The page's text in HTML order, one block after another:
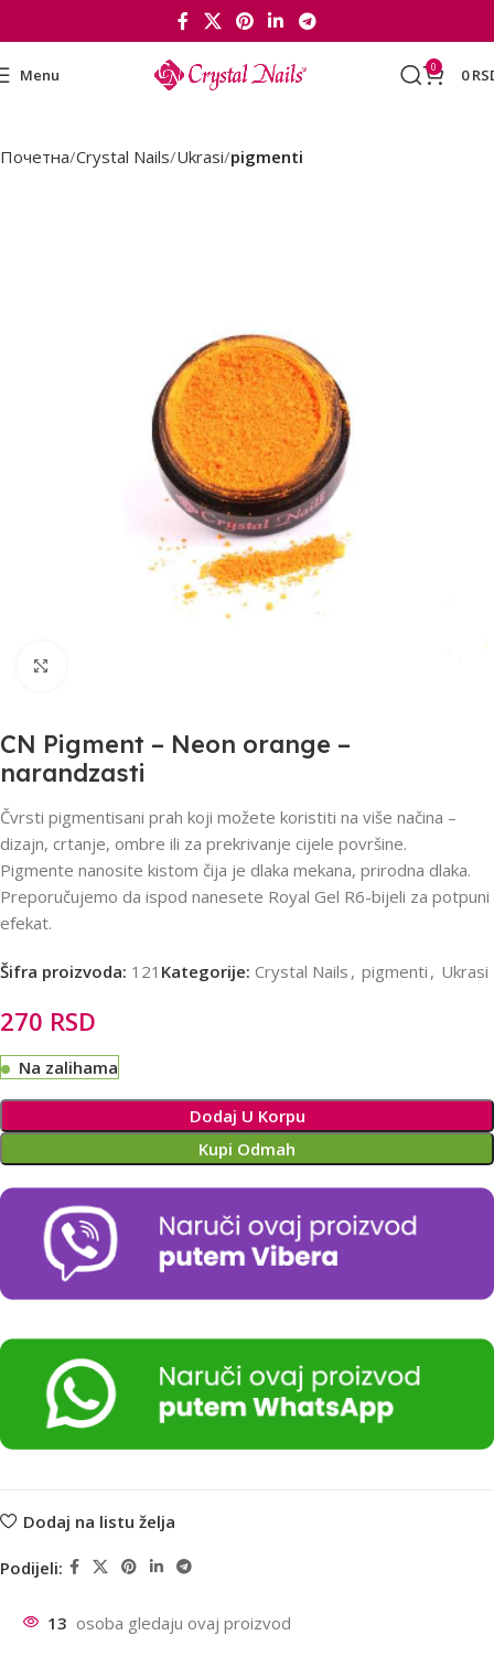
Menu 0 0
Почетна Crystal Nails Ukrasi pigmenti
CN Pigment – Neon orange –
narandzasti
Čvrsti pigmentisani prah koji možete koristiti na više načina –
dizajn, crtanje, ombre ili za prekrivanje cijele površine.
Pigmente nanosite kistom čija je dlaka mekana, prirodna dlaka.
Preporučujemo da ispod nanesete Royal Gel R6-bijeli za potpuni
efekat.
Šifra proizvoda: 121 Kategorije: Crystal Nails , pigmenti , Ukrasi
270 RSD
Na zalihama
Dodaj U Korpu
Kupi Odmah
Dodaj na listu želja
Podijeli:
13 osoba gledaju ovaj proizvod